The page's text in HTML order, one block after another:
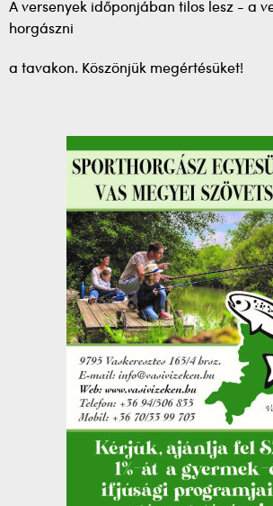
A versenyek időponjában tilos lesz - a
horgászni
a tavakon. Köszönjük megértésüket!